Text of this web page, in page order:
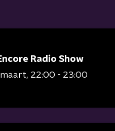
Radio Show
maart 22:00 - 23:00